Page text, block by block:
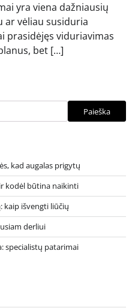
yra viena dažniausių
ar vėliau susiduria
prasidėjęs viduriavimas
bet […]
Paieška
kad augalas prigytų
kodėl būtina naikinti
kaip išvengti liūčių
derliui
specialistų patarimai